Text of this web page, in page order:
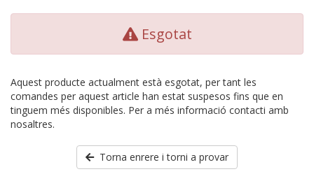
Esgotat
Aquest producte actualment està esgotat, per tant les
comandes per aquest article han estat suspesos fins que en
tinguem més disponibles. Per a més informació contacti amb
nosaltres.
Torna enrere i torni a provar